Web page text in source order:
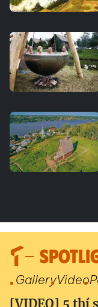
GalleryVideo
[VIDEO] 5 thí